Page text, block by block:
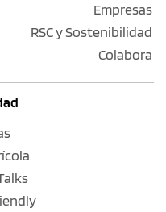
Empresas
RSC y Sostenibilidad
Colabora